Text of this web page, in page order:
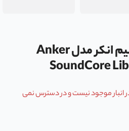
هدفون بی سیم انکر مدل Anker
SoundCore
موجود نیست و در دسترس نمی